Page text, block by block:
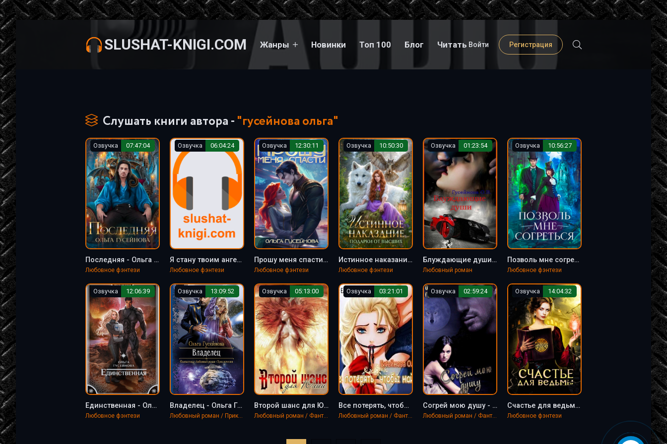
SLUSHAT-KNIGI.COM Жанры Новинки Топ 100 Блог Читать Войти Регистрация
Слушать книги автора -"гусейнова ольга"
Озвучка 07:47:04
Последняя - Ольга Гусейнова
Любовное фэнтези
Озвучка 06:04:24
Я стану твоим ангелом - Ольга Гусейнова
Любовное фэнтези
Озвучка 12:30:11
Прошу меня спасти - Ольга Гусейнова
Любовное фэнтези
Озвучка 10:50:30
Истинное наказание - Ольга Гусейнова
Любовное фэнтези
Озвучка 01:23:54
Блуждающие души - Ольга Гусейнова
Любовный роман
Озвучка 10:56:27
Позволь мне согреться - Ольга Гусейнова
Любовное фэнтези
Озвучка 12:06:39
Единственная - Ольга Гусейнова
Любовное фэнтези
Озвучка 13:09:52
Владелец - Ольга Гусейнова
Любовный роман / Приключения / Фантастика, фэнтези
Озвучка 05:13:00
Второй шанс для Юлии - Ольга Гусейнова
Любовный роман / Фантастика, фэнтези
Озвучка 03:21:01
Все потерять, чтобы найти - Ольга Гусейнова
Любовный роман / Фантастика, фэнтези
Озвучка 02:59:24
Согрей мою душу - Ольга Гусейнова
Любовный роман / Фантастика, фэнтези
Озвучка 14:04:32
Счастье для ведьмы - Ольга Гусейнова
Любовное фэнтези